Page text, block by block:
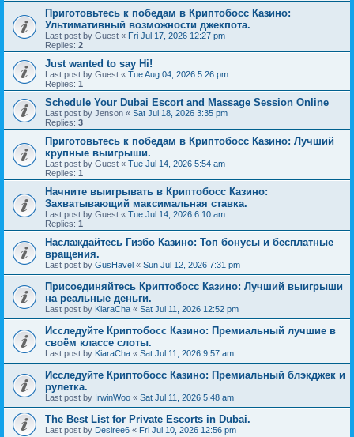
Приготовьтесь к победам в Криптобосс Казино:
Ультимативный возможности джекпота.
Last post by Guest « Fri Jul 17, 2026 12:27 pm
Replies: 2
Just wanted to say Hi!
Last post by Guest « Tue Aug 04, 2026 5:26 pm
Replies: 1
Schedule Your Dubai Escort and Massage Session Online
Last post by Jenson « Sat Jul 18, 2026 3:35 pm
Replies: 3
Приготовьтесь к победам в Криптобосс Казино: Лучший
крупные выигрыши.
Last post by Guest « Tue Jul 14, 2026 5:54 am
Replies: 1
Начните выигрывать в Криптобосс Казино:
Захватывающий максимальная ставка.
Last post by Guest « Tue Jul 14, 2026 6:10 am
Replies: 1
Наслаждайтесь Гизбо Казино: Топ бонусы и бесплатные
вращения.
Last post by GusHavel « Sun Jul 12, 2026 7:31 pm
Присоединяйтесь Криптобосс Казино: Лучший выигрыши
на реальные деньги.
Last post by KiaraCha « Sat Jul 11, 2026 12:52 pm
Исследуйте Криптобосс Казино: Премиальный лучшие в
своём классе слоты.
Last post by KiaraCha « Sat Jul 11, 2026 9:57 am
Исследуйте Криптобосс Казино: Премиальный блэкджек и
рулетка.
Last post by IrwinWoo « Sat Jul 11, 2026 5:48 am
The Best List for Private Escorts in Dubai.
Last post by Desiree6 « Fri Jul 10, 2026 12:56 pm